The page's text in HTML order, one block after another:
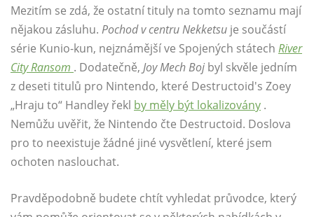
Mezitím se zdá, že ostatní tituly na tomto seznamu mají
nějakou zásluhu. Pochod v centru Nekketsu je součástí
série Kunio-kun, nejznámější ve Spojených státech River
City Ransom . Dodatečně, Joy Mech Boj byl skvěle jedním
z deseti titulů pro Nintendo, které Destructoid's Zoey
„Hraju to“ Handley řekl by měly být lokalizovány .
Nemůžu uvěřit, že Nintendo čte Destructoid. Doslova
pro to neexistuje žádné jiné vysvětlení, které jsem
ochoten naslouchat.
Pravděpodobně budete chtít vyhledat průvodce, který